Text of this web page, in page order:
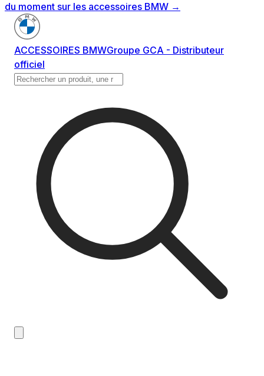
du moment sur les accessoires BMW →
ACCESSOIRES BMWGroupe GCA - Distributeur
officiel